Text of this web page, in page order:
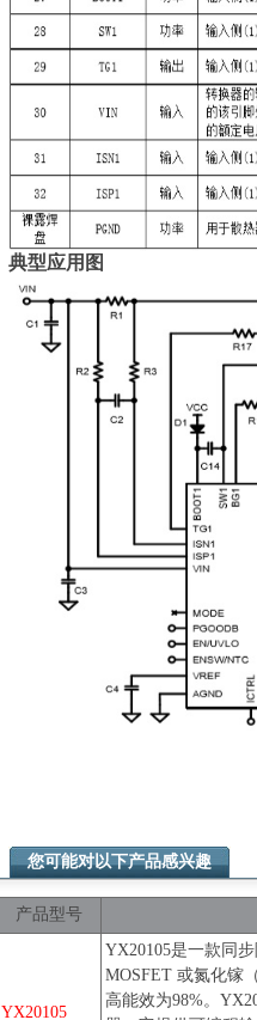
典型应用图
您可能对以下产品感兴趣
产品型号
YX20105
YX20105是一款同
MOSFET 或氮化镓
高能效为98%。